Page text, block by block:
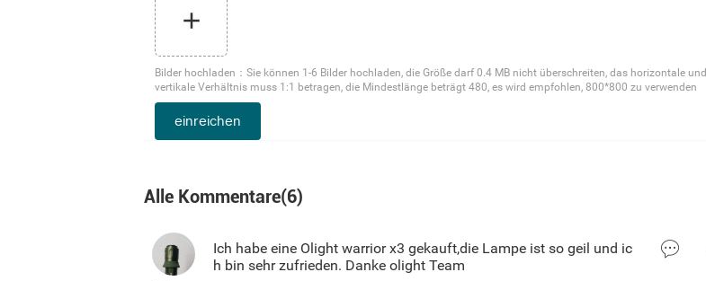
Bilder hochladen ： Sie können 1-6 Bilder hochladen, die Größe darf 0.4 MB nicht überschreiten, das horizontale und
vertikale Verhältnis muss 1:1 betragen, die Mindestlänge beträgt 480, es wird empfohlen, 800*800 zu verwenden
einreichen
Alle Kommentare(6)
Ich habe eine Olight warrior x3 gekauft,die Lampe ist so geil und ic
h bin sehr zufrieden. Danke olight Team